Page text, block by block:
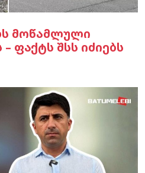
მოწამლული
ფაქტს შსს იძიებს